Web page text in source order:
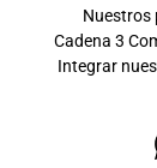
Nuestros
Cadena 3
Integrar